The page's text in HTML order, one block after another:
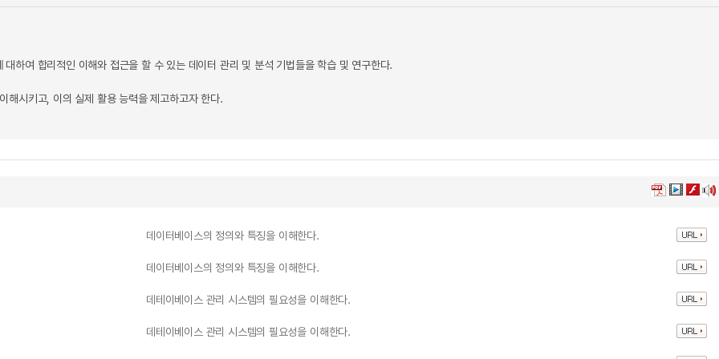
대하여 합리적인 이해와 접근을 할 수 있는 데이터 관리 및 분석 기법들을 학습 및 연구한다.
해시키고, 이의 실제 활용 능력을 제고하고자 한다.
데이터베이스의 정의와 특징을 이해한다.
데이터베이스의 정의와 특징을 이해한다.
데테이베이스 관리 시스템의 필요성을 이해한다.
데테이베이스 관리 시스템의 필요성을 이해한다.